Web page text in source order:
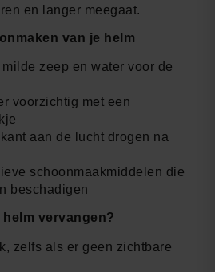
en langer meegaat.
van je helm
zeep en water voor de
voorzichtig met een
aan de lucht drogen na
schoonmaakmiddelen die
beschadigen
helm vervangen?
zelfs als er geen zichtbare